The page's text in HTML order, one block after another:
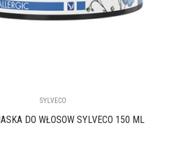
SYLVECO
DO WŁOSÓW SYLVECO 150 ML